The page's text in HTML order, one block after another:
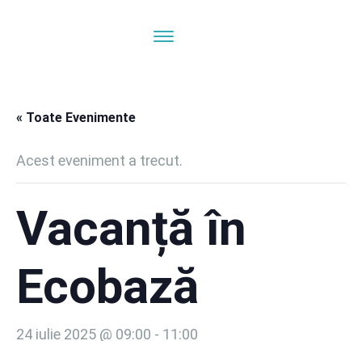
« Toate Evenimente
Acest eveniment a trecut.
Vacanță în
Ecobază
24 iulie 2025 @ 09:00 - 11:00